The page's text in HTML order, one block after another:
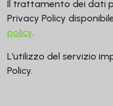
Il trattamento dei dati
Privacy Policy
policy.
L’utilizzo del servizio
Policy.